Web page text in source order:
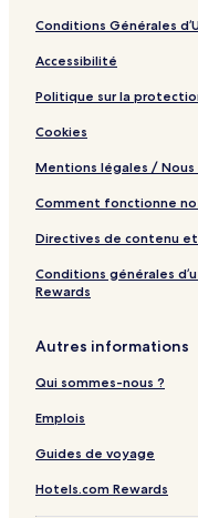
Conditions Générales
Accessibilité
Politique sur la
Cookies
Mentions légales /
Comment fonctionne
Directives de contenu
Conditions générales
Rewards
Autres informations
Qui sommes-nous ?
Emplois
Guides de voyage
Hotels.com Rewards